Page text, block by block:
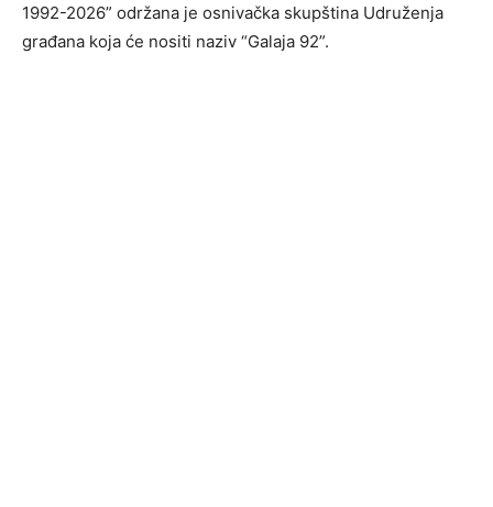
1992-2026” održana je osnivačka skupština Udruženja
građana koja će nositi naziv “Galaja 92”.